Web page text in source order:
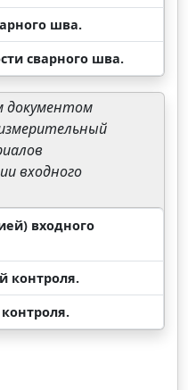
шва.
сварного шва.
документом
входного
входного
контроля.